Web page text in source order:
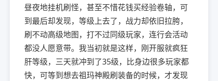
昼夜地挂机刷怪，甚至不惜花钱买经验卷轴，可
到最后却发现，等级上去了，战力却依旧拉胯，
刷不动高级地图，打不过同级玩家，连行会活动
都没人愿意带。我当初就是这样，刚开服就疯狂
肝等级，三天就冲到了35级，比身边很多玩家都
快，可等到想去祖玛神殿刷装备的时候，才发现